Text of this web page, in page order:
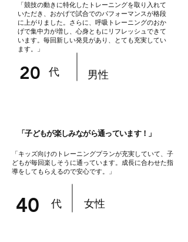
「競技の動きに特化したトレーニングを取り入れて
いただき、おかげで試合でのパフォーマンスが格段
に上がりました。さらに、呼吸トレーニングのおか
げで集中力が増し、心身ともにリフレッシュできて
います。毎回新しい発見があり、とても充実してい
ます。」
​20 代 ​男性
「子どもが楽しみながら通っています！」
「キッズ向けのトレーニングプランが充実していて、子
どもが毎回楽しそうに通っています。成長に合わせた指
導をしてもらえるので安心です。」
40 代 女性